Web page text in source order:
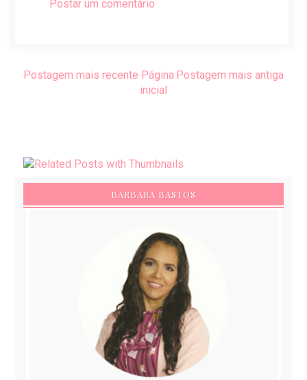
Postar um comentário
Postagem mais recente Postagem mais antiga
Página
inicial
BARBARA BASTOS